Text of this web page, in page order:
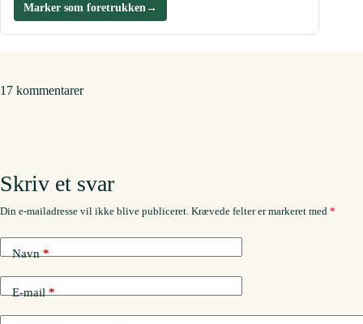
Marker som foretrukken →
17 kommentarer
Skriv et svar
Din e-mailadresse vil ikke blive publiceret. Krævede felter er markeret med *
Navn*
E-mail*